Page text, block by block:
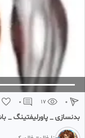
0 17 0
بدنسازی _ پاورلیفتینگ _